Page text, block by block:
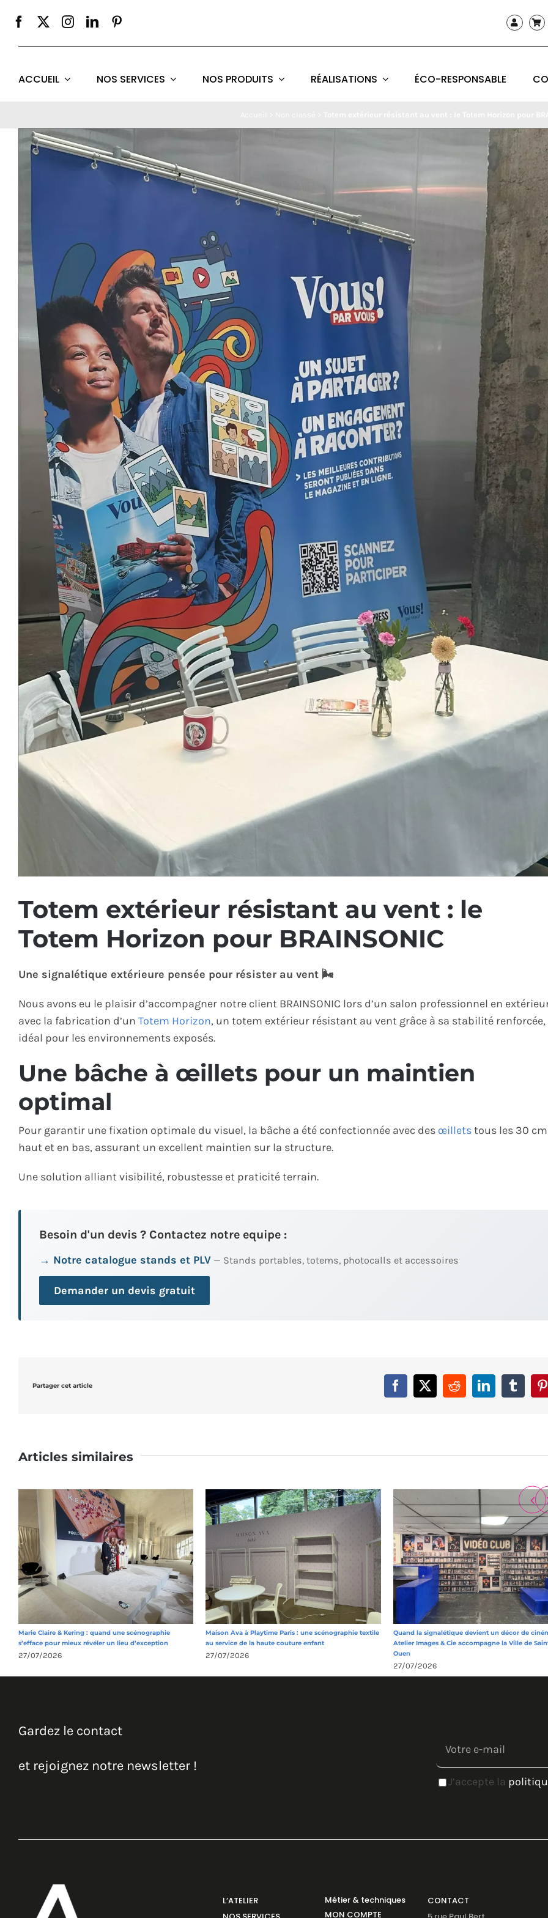
ACCUEIL NOS SERVICES NOS PRODUITS RÉALISATIONS ÉCO-RESPONSABLE
Voir
l'image
Totem extérieur résistant au vent : le
Totem Horizon pour BRAINSONIC
Une signalétique extérieure pensée pour résister au vent 🌬️
Nous avons eu le plaisir d’accompagner notre client BRAINSONIC lors d’un salon professionnel en
avec la fabrication d’un Totem Horizon, un totem extérieur résistant au vent grâce à sa stabilité renforcée,
idéal pour les environnements exposés.
Une bâche à œillets pour un maintien
optimal
Pour garantir une fixation optimale du visuel, la bâche a été confectionnée avec des œilletstous les 30
haut et en bas, assurant un excellent maintien sur la structure.
Une solution alliant visibilité, robustesse et praticité terrain.
Besoin d'un devis ? Contactez notre equipe :
→ Notre catalogue stands et PLV — Stands portables, totems, photocalls et accessoires
Demander un devis gratuit
Partager cet article Facebook
X RedditLinkedIn
Articles similaires
Marie Claire & Kering : quand une scénographie
s’efface pour mieux révéler un lieu d’exception
27/07/2026
Maison Ava à Playtime Paris : une scénographie textile
au service de la haute couture enfant
27/07/2026
Quand la signalétique devient un décor de
Atelier Images & Cie accompagne la Ville de
Ouen
27/07/2026
Gardez le contact
et rejoignez notre newsletter !
J’accepte la
L’ATELIER
Métier & techniques
MON COMPTE
CONTACT